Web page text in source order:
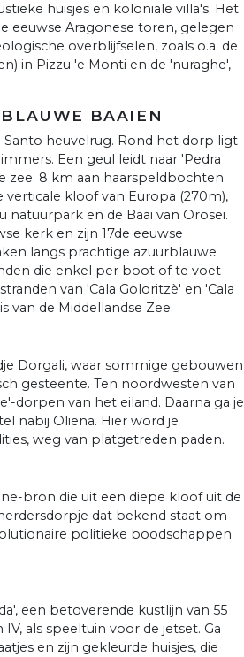
huisjes en koloniale villa's. Het
eeuwse Aragonese toren, gelegen
overblijfselen, zoals o.a. de
in Pizzu 'e Monti en de 'nuraghe',
BAAIEN
heuvelrug. Rond het dorp ligt
Een geul leidt naar 'Pedra
zee. 8 km aan haarspeldbochten
verticale kloof van Europa (270m),
en de Baai van Orosei.
kerk en zijn 17de eeuwse
langs prachtige azuurblauwe
die enkel per boot of te voet
van 'Cala Goloritzè' en 'Cala
van de Middellandse Zee.
Dorgali, waar sommige gebouwen
gesteente. Ten noordwesten van
dorpen van het eiland. Daarna ga je
nabij Oliena. Hier word je
weg van platgetreden paden.
bron die uit een diepe kloof uit de
dat bekend staat om
politieke boodschappen
een betoverende kustlijn van 55
als speeltuin voor de jetset. Ga
en zijn gekleurde huisjes, die